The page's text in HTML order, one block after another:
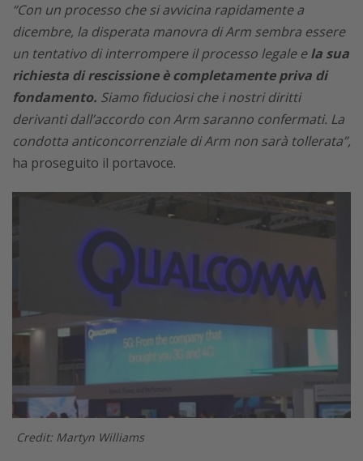
“Con un processo che si avvicina rapidamente a
dicembre, la disperata manovra di Arm sembra essere
un tentativo di interrompere il processo legale ela sua
richiesta di rescissione è completamente priva di
fondamento. Siamo fiduciosi che i nostri diritti
derivanti dall’accordo con Arm saranno confermati. La
condotta anticoncorrenziale di Arm non sarà tollerata”,
ha proseguito il portavoce.
Credit: Martyn Williams